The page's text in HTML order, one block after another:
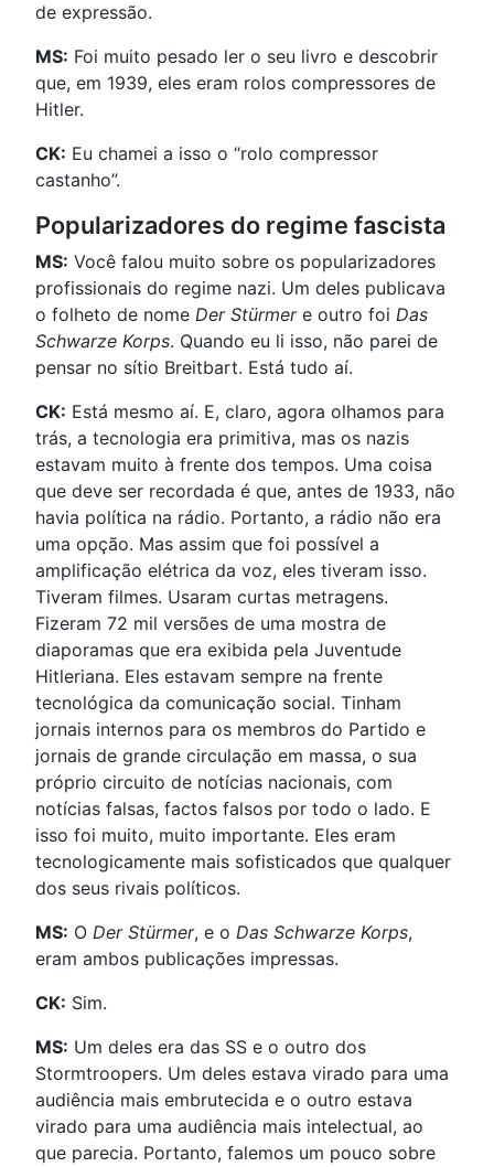
de expressão.
MS: Foi muito pesado ler o seu livro e descobrir
que, em 1939, eles eram rolos compressores de
Hitler.
CK: Eu chamei a isso o “rolo compressor
castanho”.
Popularizadores do regime fascista
MS: Você falou muito sobre os popularizadores
profissionais do regime nazi. Um deles publicava
o folheto de nome Der Stürmere outro foi Das
Schwarze Korps. Quando eu li isso, não parei de
pensar no sítio Breitbart. Está tudo aí.
CK: Está mesmo aí. E, claro, agora olhamos para
trás, a tecnologia era primitiva, mas os nazis
estavam muito à frente dos tempos. Uma coisa
que deve ser recordada é que, antes de 1933, não
havia política na rádio. Portanto, a rádio não era
uma opção. Mas assim que foi possível a
amplificação elétrica da voz, eles tiveram isso.
Tiveram filmes. Usaram curtas metragens.
Fizeram 72 mil versões de uma mostra de
diaporamas que era exibida pela Juventude
Hitleriana. Eles estavam sempre na frente
tecnológica da comunicação social. Tinham
jornais internos para os membros do Partido e
jornais de grande circulação em massa, o sua
próprio circuito de notícias nacionais, com
notícias falsas, factos falsos por todo o lado. E
isso foi muito, muito importante. Eles eram
tecnologicamente mais sofisticados que qualquer
dos seus rivais políticos.
MS: O Der Stürmer, e o Das Schwarze Korps,
eram ambos publicações impressas.
CK: Sim.
MS: Um deles era das SS e o outro dos
Stormtroopers. Um deles estava virado para uma
audiência mais embrutecida e o outro estava
virado para uma audiência mais intelectual, ao
que parecia. Portanto, falemos um pouco sobre